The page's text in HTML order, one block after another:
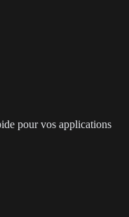
pour vos applications